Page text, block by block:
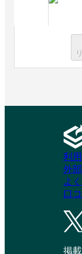
ー
ー
テ
ール
ー
大企
ー
中小
LaKeel BI
資料請求リス
WebQuery
利
外
よ
口
掲